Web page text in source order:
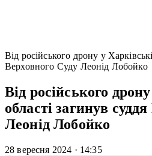
Від російського дрону у
Верховного Суду Леонід Лобойко
Від російського
області загинув
Леонід Лобойко
28 вересня 2024 · 14:35